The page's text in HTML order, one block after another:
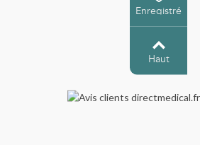
Enregistré
Haut